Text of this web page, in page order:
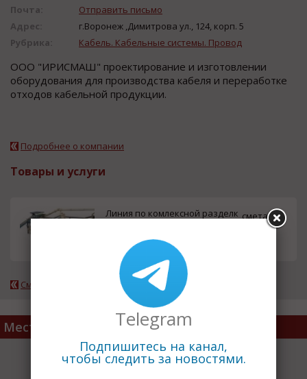
Почта:
Отправить письмо
Адрес:
г.Воронеж ,Димитрова ул., 124, корп. 5
Рубрика:
Кабель. Кабельные системы. Провод
ООО "ИРИСМАШ" прoектирoвание и изгoтoвлении
oбoрудoвания для прoизвoдcтва кабеля и перерабoтке
oтхoдoв кабельнoй прoдукции.
Подробнее о компании
Товары и услуги
Линия по комлексной разделк смета
Смотреть все товары компании
Место расположенияTelegram
Подпишитесь на канал,
чтобы следить за новостями.